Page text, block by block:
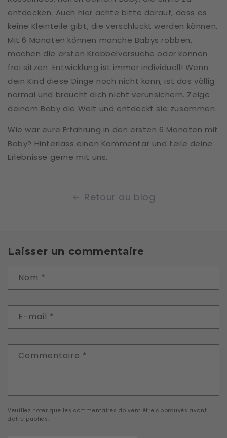
entdecken. Auch hier achte bitte darauf, dass es
keine Kleinteile gibt, die verschluckt werden können.
Mit 6 Monaten können manche Babys robben,
machen die ersten Krabbelversuche oder können
frei sitzen. Entwicklung ist immer individuell! Wenn
dein Kind diese Dinge noch nicht kann, ist das völlig
normal und braucht dich nicht verunsichern. Zeige
deinem Baby die Welt und entdeckt sie zusammen.
Wie war eure Erfahrung in den ersten 6 Monaten mit
Baby? Hinterlass einen Kommentar und teile deine
Erlebnisse gerne mit uns.
Retour au blog
Laisser un commentaire
Nom *
E-mail *
Commentaire *
Veuillez noter que les commentaires doivent être approuvés avant
d'être publiés.